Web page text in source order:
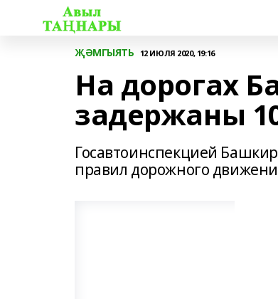
ҖӘМГЫЯТЬ 12 ИЮЛЯ 2020, 19:16
На дорогах
задержаны
Госавтоинспекцией
правил дорожного